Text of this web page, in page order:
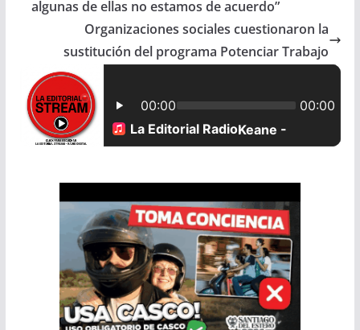
o
o
k
s
A
algunas de ellas no estamos de acuerdo”
Organizaciones sociales cuestionaron la
sustitución del programa Potenciar Trabajo